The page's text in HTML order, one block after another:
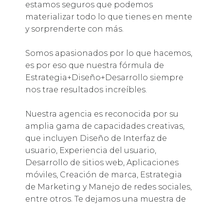
estamos seguros que podemos
materializar todo lo que tienes en mente
y sorprenderte con más.
Somos apasionados por lo que hacemos,
es por eso que nuestra fórmula de
Estrategia+Diseño+Desarrollo siempre
nos trae resultados increíbles.
Nuestra agencia es reconocida por su
amplia gama de capacidades creativas,
que incluyen Diseño de Interfaz de
usuario, Experiencia del usuario,
Desarrollo de sitios web, Aplicaciones
móviles, Creación de marca, Estrategia
de Marketing y Manejo de redes sociales,
entre otros. Te dejamos una muestra de